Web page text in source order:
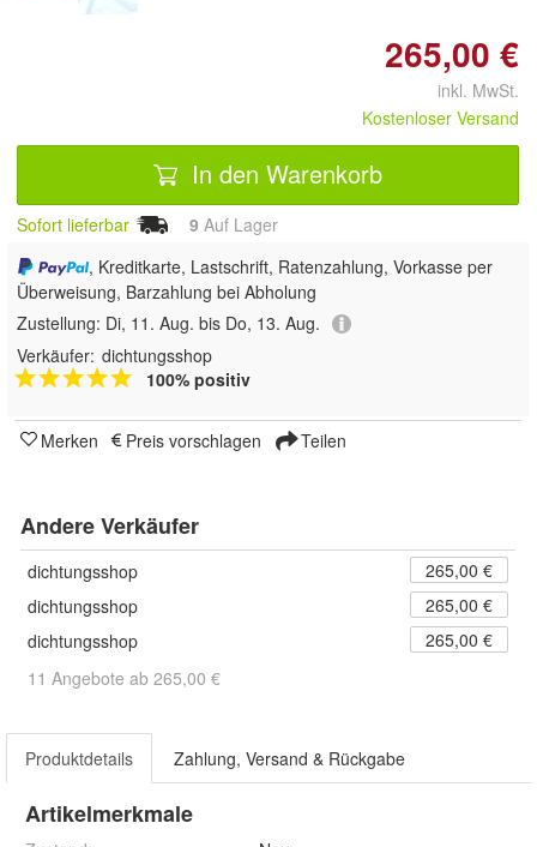
265,00 €
inkl. MwSt.
Kostenloser Versand
In den Warenkorb
Sofort lieferbar 9 Auf Lager
, Kreditkarte, Lastschrift, Ratenzahlung, Vorkasse per
Überweisung, Barzahlung bei Abholung
Zustellung: Di, 11. Aug. bis Do, 13. Aug.
Verkäufer: dichtungsshop
100% positiv
Merken Preis vorschlagen Teilen
Andere Verkäufer
dichtungsshop
265,00 €
dichtungsshop
265,00 €
dichtungsshop
265,00 €
11 Angebote ab 265,00 €
Produktdetails Zahlung, Versand & Rückgabe
Artikelmerkmale